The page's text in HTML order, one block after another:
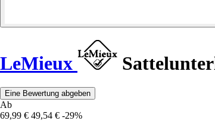
LeMieux
Eine Bewertung abgeben
Ab
69,99 € 49,54 € -29%